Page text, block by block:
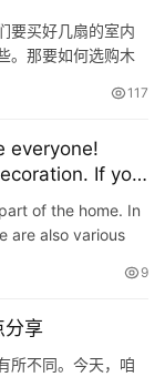
要买好几扇的室内
。那要如何选购木
、免漆门4种，下面
裂而且隔音效果
117
everyone!
If you
be more
of the home. In
are also various
9
分享
所不同。今天，咱